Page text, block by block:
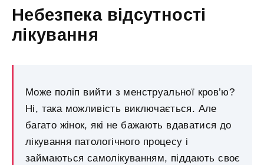
Небезпека відсутності
лікування
Може поліп вийти з менструальної кров’ю?
Ні, така можливість виключається. Але
багато жінок, які не бажають вдаватися до
лікування патологічного процесу і
займаються самолікуванням, піддають своє